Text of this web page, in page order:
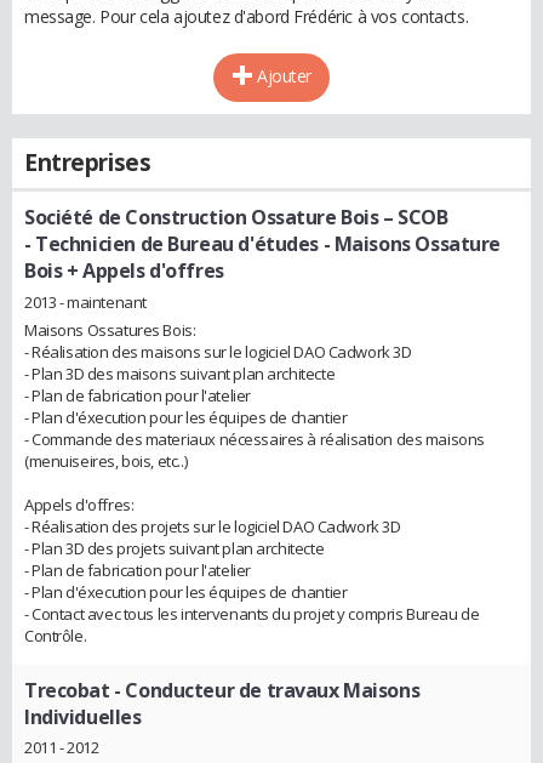
message. Pour cela ajoutez d'abord Frédéric à vos contacts.
Ajouter
Entreprises
Société de Construction Ossature Bois – SCOB
- Technicien de Bureau d'études - Maisons Ossature
Bois + Appels d'offres
2013 - maintenant
Maisons Ossatures Bois:
- Réalisation des maisons sur le logiciel DAO Cadwork 3D
- Plan 3D des maisons suivant plan architecte
- Plan de fabrication pour l'atelier
- Plan d'éxecution pour les équipes de chantier
- Commande des materiaux nécessaires à réalisation des maisons
(menuiseires, bois, etc..)
Appels d'offres:
- Réalisation des projets sur le logiciel DAO Cadwork 3D
- Plan 3D des projets suivant plan architecte
- Plan de fabrication pour l'atelier
- Plan d'éxecution pour les équipes de chantier
- Contact avec tous les intervenants du projet y compris Bureau de
Contrôle.
Trecobat - Conducteur de travaux Maisons
Individuelles
2011 - 2012